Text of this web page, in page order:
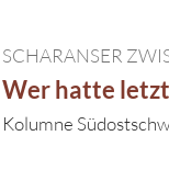
SCHARANSER
Wer hatte
Kolumne